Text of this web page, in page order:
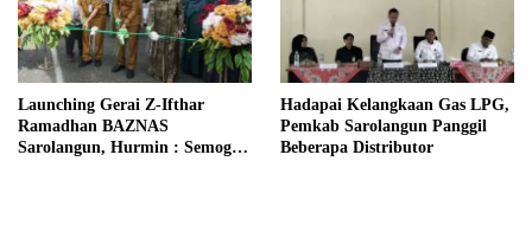
Launching Gerai Z-Ifthar
Ramadhan BAZNAS
Sarolangun, Hurmin : Semoga
Hadapai Kelangkaan Gas LPG,
Pemkab Sarolangun Panggil
Beberapa Distributor